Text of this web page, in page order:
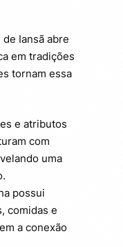
Iansã abre
em tradições
tornam essa
e atributos
com
uma
possui
comidas e
a conexão